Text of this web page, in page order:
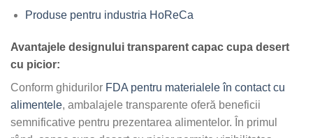
Produse pentru industria HoReCa
Avantajele designului transparent capac cupa desert
cu picior:
Conform ghidurilor FDA pentru materialele în contact cu
alimentele, ambalajele transparente oferă beneficii
semnificative pentru prezentarea alimentelor. În primul